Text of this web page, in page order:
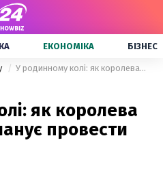
ЕКОНОМІКА БІЗНЕС
У родинному колі: як королева Єлизавета ІІ планує провести Різдво
як королева
провести